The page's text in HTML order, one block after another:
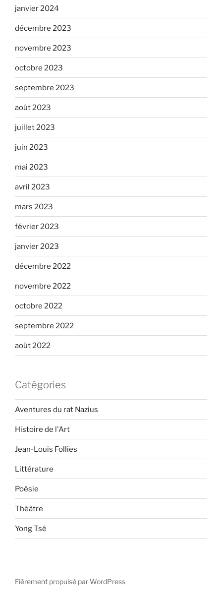
janvier 2024
décembre 2023
novembre 2023
octobre 2023
septembre 2023
août 2023
juillet 2023
juin 2023
mai 2023
avril 2023
mars 2023
février 2023
janvier 2023
décembre 2022
novembre 2022
octobre 2022
septembre 2022
août 2022
Catégories
Aventures du rat Nazius
Histoire de l'Art
Jean-Louis Follies
Littérature
Poésie
Théâtre
Yong Tsé
Fièrement propulsé par WordPress